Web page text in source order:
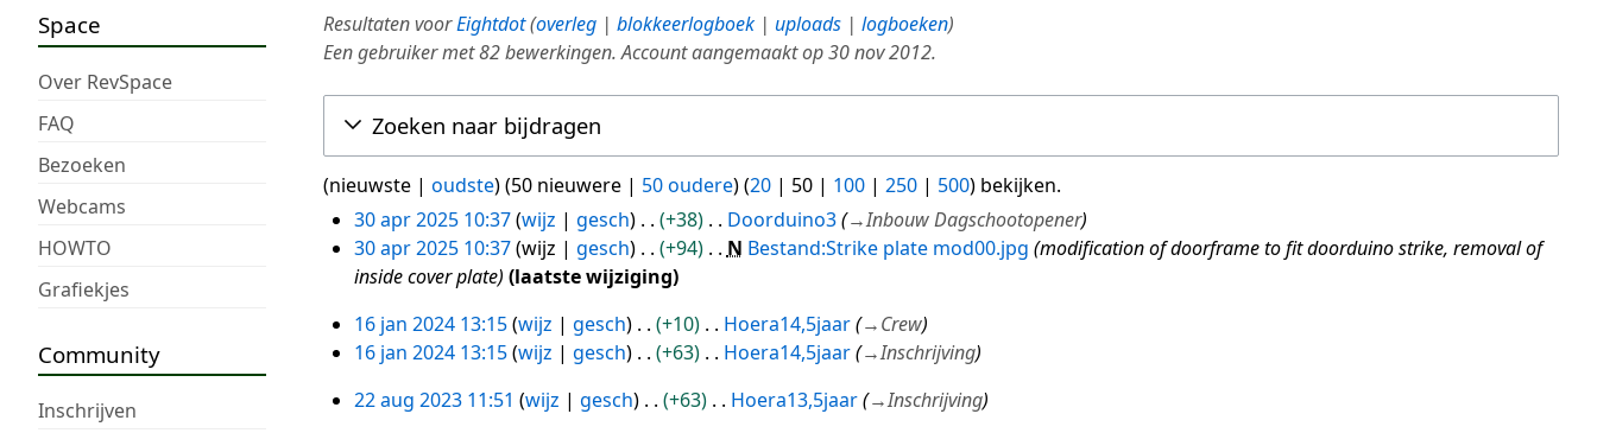
Space
Over RevSpace
FAQ
Bezoeken
Webcams
HOWTO
Grafiekjes
Community
Inschrijven
Resultaten voorEightdot overleg blokkeerlogboek uploads
logboeken
Een gebruiker met 82 bewerkingen. Account aangemaakt op 30 nov 2012.
Zoeken naar bijdragen
(nieuwste | oudste) (50 nieuwere | 50 oudere) (20 | 50 | 100 | 250 | 500) bekijken.
30
apr
2025
30 apr 2025 10:37 wijz gesch +38 Doorduino3 →Inbouw Dagschootopener
30 apr 2025 10:37 wijz gesch +94 N Bestand:Strike plate mod00.jpg modification of doorframe to fit doorduino strike, removal of
inside cover plate
laatste wijziging
16
jan
2024
16 jan 2024 13:15 wijz gesch +10 Hoera14,5jaar →Crew
16 jan 2024 13:15 wijz gesch +63 Hoera14,5jaar →Inschrijving
22 22 aug 2023 11:51 wijz gesch +63 Hoera13,5jaar →Inschrijving